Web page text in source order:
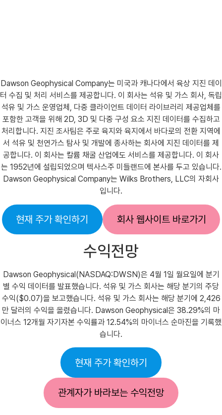
Dawson Geophysical Company는 미국과 캐나다에서 육상 지진 데이
터 수집 및 처리 서비스를 제공합니다. 이 회사는 석유 및 가스 회사, 독립
석유 및 가스 운영업체, 다중 클라이언트 데이터 라이브러리 제공업체를
포함한 고객을 위해 2D, 3D 및 다중 구성 요소 지진 데이터를 수집하고
처리합니다. 지진 조사팀은 주로 육지와 육지에서 바다로의 전환 지역에
서 석유 및 천연가스 탐사 및 개발에 종사하는 회사에 지진 데이터를 제
공합니다. 이 회사는 칼륨 채굴 산업에도 서비스를 제공합니다. 이 회사
는 1952년에 설립되었으며 텍사스주 미들랜드에 본사를 두고 있습니다.
Dawson Geophysical Company는 Wilks Brothers, LLC의 자회사
입니다.
현재 주가 확인하기 회사 웹사이트 바로가기
수익전망
Dawson Geophysical(NASDAQ:DWSN)은 4월 1일 월요일에 분기
별 수익 데이터를 발표했습니다. 석유 및 가스 회사는 해당 분기의 주당
수익($0.07)을 보고했습니다. 석유 및 가스 회사는 해당 분기에 2,426
만 달러의 수익을 올렸습니다. Dawson Geophysical은 38.29%의 마
이너스 12개월 자기자본 수익률과 12.54%의 마이너스 순마진을 기록했
습니다.
현재 주가 확인하기
관계자가 바라보는 수익전망